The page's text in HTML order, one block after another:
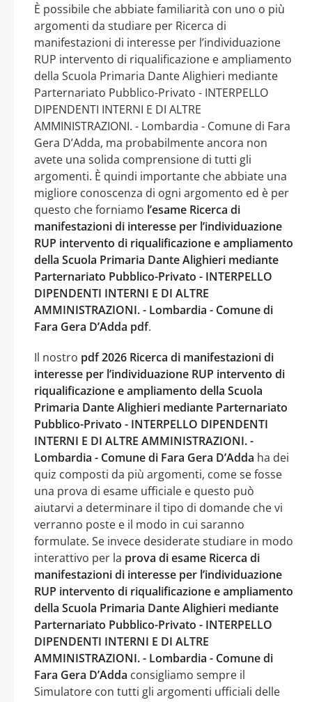
È possibile che abbiate familiarità con uno o più
argomenti da studiare per Ricerca di
manifestazioni di interesse per l’individuazione
RUP intervento di riqualificazione e ampliamento
della Scuola Primaria Dante Alighieri mediante
Parternariato Pubblico-Privato - INTERPELLO
DIPENDENTI INTERNI E DI ALTRE
AMMINISTRAZIONI. - Lombardia - Comune di Fara
Gera D’Adda, ma probabilmente ancora non
avete una solida comprensione di tutti gli
argomenti. È quindi importante che abbiate una
migliore conoscenza di ogni argomento ed è per
questo che forniamo l’esame Ricerca di
manifestazioni di interesse per l’individuazione
RUP intervento di riqualificazione e ampliamento
della Scuola Primaria Dante Alighieri mediante
Parternariato Pubblico-Privato - INTERPELLO
DIPENDENTI INTERNI E DI ALTRE
AMMINISTRAZIONI. - Lombardia - Comune di
Fara Gera D’Adda pdf.
Il nostro pdf 2026 Ricerca di manifestazioni di
interesse per l’individuazione RUP intervento di
riqualificazione e ampliamento della Scuola
Primaria Dante Alighieri mediante Parternariato
Pubblico-Privato - INTERPELLO DIPENDENTI
INTERNI E DI ALTRE AMMINISTRAZIONI. -
Lombardia - Comune di Fara Gera D’Adda ha dei
quiz composti da più argomenti, come se fosse
una prova di esame ufficiale e questo può
aiutarvi a determinare il tipo di domande che vi
verranno poste e il modo in cui saranno
formulate. Se invece desiderate studiare in modo
interattivo per la prova di esame Ricerca di
manifestazioni di interesse per l’individuazione
RUP intervento di riqualificazione e ampliamento
della Scuola Primaria Dante Alighieri mediante
Parternariato Pubblico-Privato - INTERPELLO
DIPENDENTI INTERNI E DI ALTRE
AMMINISTRAZIONI. - Lombardia - Comune di
Fara Gera D’Adda consigliamo sempre il
Simulatore con tutti gli argomenti ufficiali delle